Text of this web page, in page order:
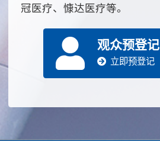
冠医疗、慷达医疗等。
观众预登记
立即预登记